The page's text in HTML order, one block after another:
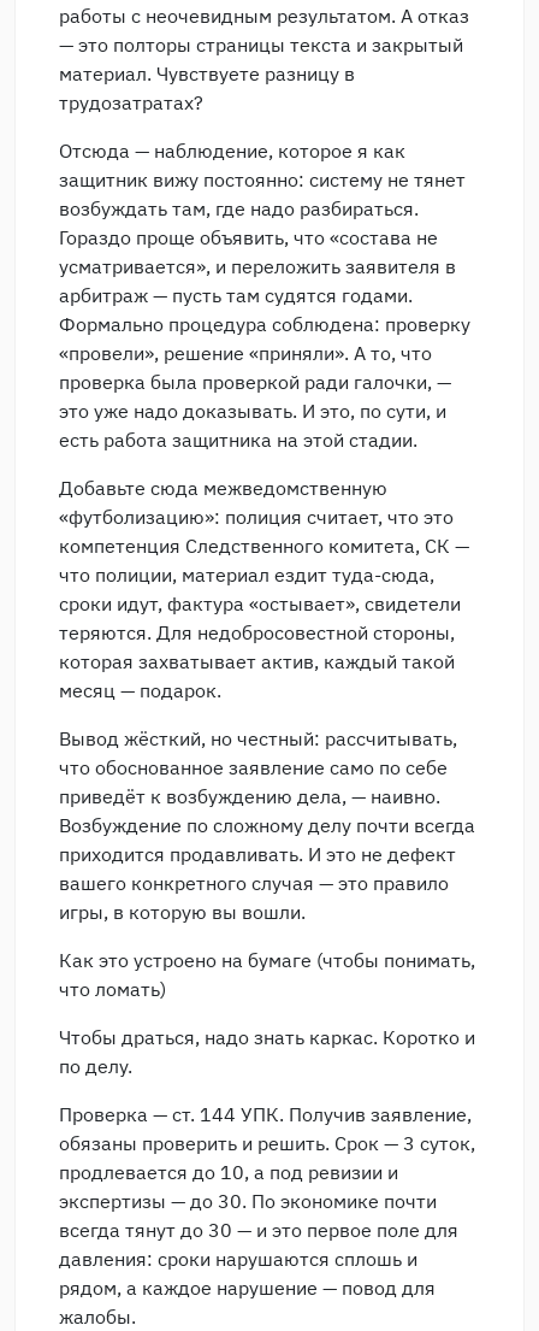
работы с неочевидным результатом. А отказ
— это полторы страницы текста и закрытый
материал. Чувствуете разницу в
трудозатратах?
Отсюда — наблюдение, которое я как
защитник вижу постоянно: систему не тянет
возбуждать там, где надо разбираться.
Гораздо проще объявить, что «состава не
усматривается», и переложить заявителя в
арбитраж — пусть там судятся годами.
Формально процедура соблюдена: проверку
«провели», решение «приняли». А то, что
проверка была проверкой ради галочки, —
это уже надо доказывать. И это, по сути, и
есть работа защитника на этой стадии.
Добавьте сюда межведомственную
«футболизацию»: полиция считает, что это
компетенция Следственного комитета, СК —
что полиции, материал ездит туда-сюда,
сроки идут, фактура «остывает», свидетели
теряются. Для недобросовестной стороны,
которая захватывает актив, каждый такой
месяц — подарок.
Вывод жёсткий, но честный: рассчитывать,
что обоснованное заявление само по себе
приведёт к возбуждению дела, — наивно.
Возбуждение по сложному делу почти всегда
приходится продавливать. И это не дефект
вашего конкретного случая — это правило
игры, в которую вы вошли.
Как это устроено на бумаге (чтобы понимать,
что ломать)
Чтобы драться, надо знать каркас. Коротко и
по делу.
Проверка — ст. 144 УПК. Получив заявление,
обязаны проверить и решить. Срок — 3 суток,
продлевается до 10, а под ревизии и
экспертизы — до 30. По экономике почти
всегда тянут до 30 — и это первое поле для
давления: сроки нарушаются сплошь и
рядом, а каждое нарушение — повод для
жалобы.